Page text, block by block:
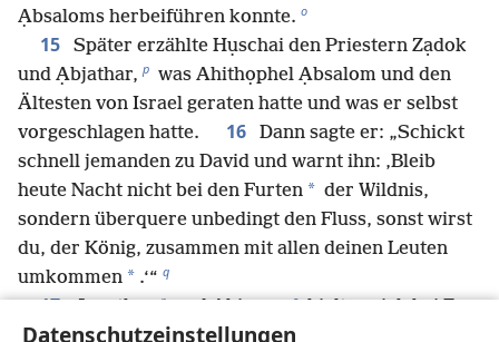
Datenschutzeinstellungen
Ạbsaloms herbeiführen konnte. o
15
Später erzählte Hụschai den Priestern Zạdok
und Ạbjathar, p was Ahithọphel Ạbsalom und den
Ältesten von Israel geraten hatte und was er selbst
vorgeschlagen hatte.
16
Dann sagte er: „Schickt
schnell jemanden zu David und warnt ihn: ‚Bleib
heute Nacht nicht bei den Furten * der Wildnis,
sondern überquere unbedingt den Fluss, sonst wirst
du, der König, zusammen mit allen deinen Leuten
umkommen * .‘“ q
17 Jọnathan r und Ahimạaz s hielten sich bei En-
Rọgel t auf, weil sie es nicht wagten, sich in der Stadt